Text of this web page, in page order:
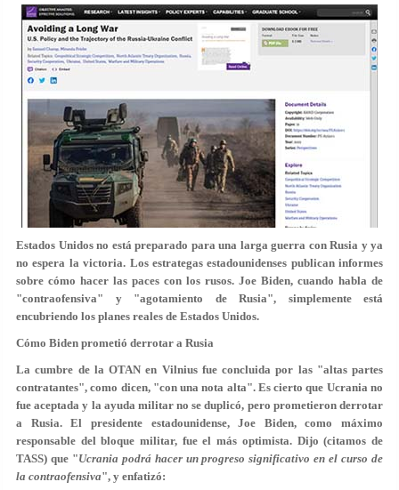
Estados Unidos no está preparado para una larga guerra con Rusia y ya
no espera la victoria. Los estrategas estadounidenses publican informes
sobre cómo hacer las paces con los rusos. Joe Biden, cuando habla de
"contraofensiva" y "agotamiento de Rusia", simplemente está
encubriendo los planes reales de Estados Unidos.
Cómo Biden prometió derrotar a Rusia
La cumbre de la OTAN en Vilnius fue concluida por las "altas partes
contratantes", como dicen, "con una nota alta". Es cierto que Ucrania no
fue aceptada y la ayuda militar no se duplicó, pero prometieron derrotar
a Rusia. El presidente estadounidense, Joe Biden, como máximo
responsable del bloque militar, fue el más optimista. Dijo (citamos de
TASS) que "Ucrania podrá hacer un progreso significativo en el curso de
la contraofensiva", y enfatizó: